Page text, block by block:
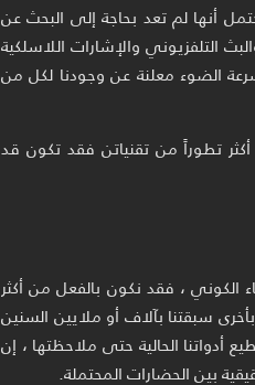
أنها لم تعد بحاجة إلى البحث عن
التلفزيوني والإشارات اللاسلكية
الضوء معلنة عن وجودنا لكل من
تطوراً من تقنياتن فقد تكون قد
الكوني ، فقد نكون بالفعل من أكثر
سبقتنا بآلاف أو ملايين السنين
أدواتنا الحالية حتى ملاحظتها ، إن
بين الحضارات المحتملة.